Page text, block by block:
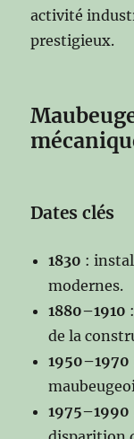
activité
prestigieux.
Dates clés
1830 :
modernes.
1880–1910
de la
1950–1970
1975–1990